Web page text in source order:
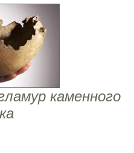
каменного